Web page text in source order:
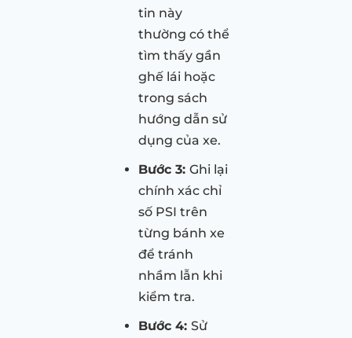
tin này
thường có thể
tìm thấy gần
ghế lái hoặc
trong sách
hướng dẫn sử
dụng của xe.
Bước 3: Ghi lại
chính xác chỉ
số PSI trên
từng bánh xe
để tránh
nhầm lẫn khi
kiểm tra.
Bước 4: Sử